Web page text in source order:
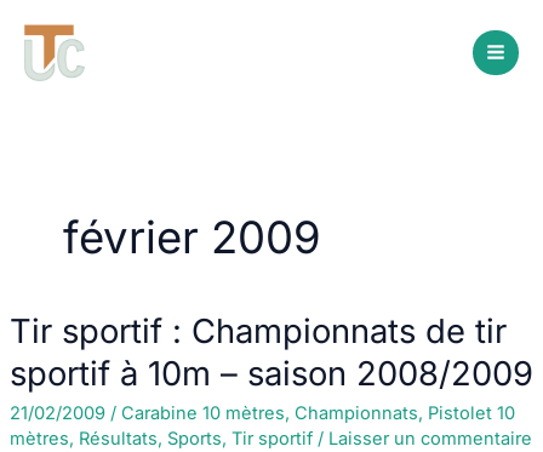
contenu
février 2009
Tir sportif : Championnats de tir
sportif à 10m – saison 2008/2009
21/02/2009 / Carabine 10 mètres, Championnats, Pistolet 10
mètres, Résultats, Sports, Tir sportif/ Laisser un commentaire